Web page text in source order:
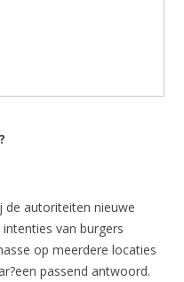
?
de autoriteiten nieuwe
van burgers
op meerdere locaties
passend antwoord.